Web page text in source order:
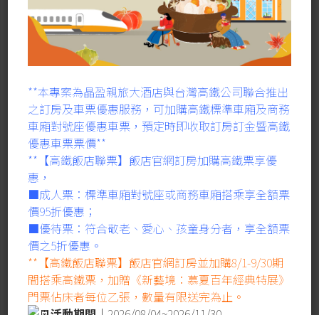
美好行程的開始
**本專案為晶盈親旅大酒店與台灣高鐵公司聯合推出
之訂房及車票優惠服務，可加購高鐵標準車廂及商務
車廂對號座優惠車票，預定時即收取訂房訂金暨高鐵
優惠車票票價**
**【高鐵飯店聯票】飯店官網訂房加購高鐵票享優
惠，
■成人票：標準車廂對號座或商務車廂搭乘享全額票
價95折優惠；
■優待票：符合敬老、愛心、孩童身分者，享全額票
價之5折優惠。
**【高鐵飯店聯票】飯店官網訂房並加購8/1-9/30期
間搭乘高鐵票，加贈《新藝境：慕夏百年經典特展》
門票佔床者每位乙張，數量有限送完為止。